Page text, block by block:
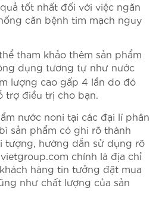
tốt nhất đối với việc ngăn
căn bệnh tim mạch nguy
tham khảo thêm sản phẩm
dụng tương tự như nước
lượng cao gấp 4 lần do đó
trợ điều trị cho bạn.
nước noni tại các đại lí phân
sản phẩm có ghi rõ thành
tượng, hướng dẫn sử dụng rõ
chính là địa chỉ
hàng tin tưởng đặt mua
như chất lượng của sản